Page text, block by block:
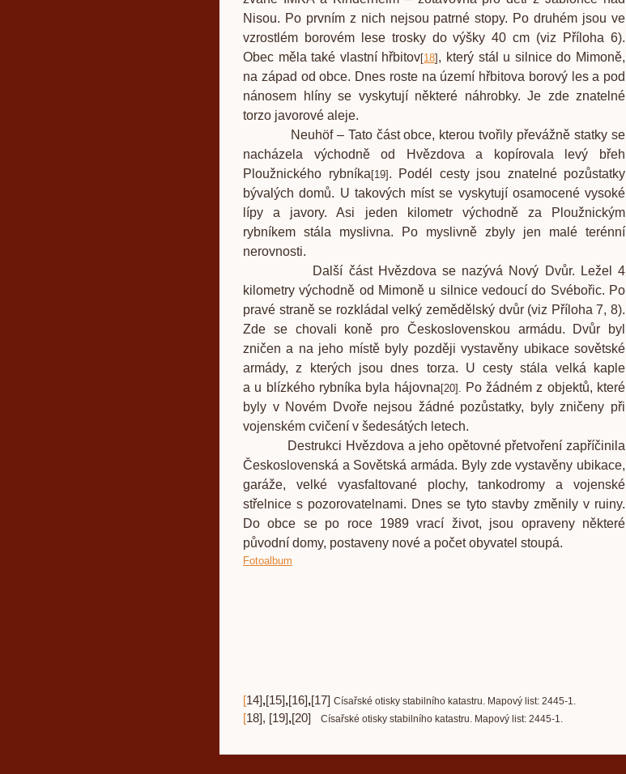
Nisou. Po prvním z nich nejsou patrné stopy. Po druhém jsou ve
vzrostlém borovém lese trosky do výšky 40 cm (viz Příloha 6).
Obec měla také vlastní hřbitov[18] , který stál u silnice do Mimoně,
na západ od obce. Dnes roste na území hřbitova borový les a pod
nánosem hlíny se vyskytují některé náhrobky. Je zde znatelné
torzo javorové aleje.
Neuhöf – Tato část obce, kterou tvořily převážně statky se
nacházela východně od Hvězdova a kopírovala levý břeh
Ploužnického rybníka[19] . Podél cesty jsou znatelné pozůstatky
bývalých domů. U takových míst se vyskytují osamocené vysoké
lípy a javory. Asi jeden kilometr východně za Ploužnickým
rybníkem stála myslivna. Po myslivně zbyly jen malé terénní
nerovnosti.
Další část Hvězdova se nazývá Nový Dvůr. Ležel 4
kilometry východně od Mimoně u silnice vedoucí do Svébořic. Po
pravé straně se rozkládal velký zemědělský dvůr (viz Příloha 7, 8).
Zde se chovali koně pro Československou armádu. Dvůr byl
zničen a na jeho místě byly později vystavěny ubikace sovětské
armády, z kterých jsou dnes torza. U cesty stála velká kaple
a u blízkého rybníka byla hájovna[20] . Po žádném z objektů, které
byly v Novém Dvoře nejsou žádné pozůstatky, byly zničeny při
vojenském cvičení v šedesátých letech.
Destrukci Hvězdova a jeho opětovné přetvoření zapříčinila
Československá a Sovětská armáda. Byly zde vystavěny ubikace,
garáže, velké vyasfaltované plochy, tankodromy a vojenské
střelnice s pozorovatelnami. Dnes se tyto stavby změnily v ruiny.
Do obce se po roce 1989 vrací život, jsou opraveny některé
původní domy, postaveny nové a počet obyvatel stoupá.
Fotoalbum
[14],[15],[16],[17] Císařské otisky stabilního katastru. Mapový list: 2445-1.
[18], [19],[20] Císařské otisky stabilního katastru. Mapový list: 2445-1.